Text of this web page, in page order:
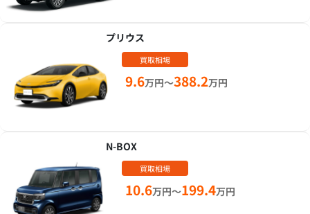
プリウス
買取相場
9.6万円～388.2万円
N-BOX
買取相場
10.6万円～199.4万円